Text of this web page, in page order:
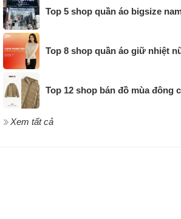
Top 5 shop quần áo bigsize
Top 8 shop quần áo giữ nhiệt
Top 12 shop bán đồ mùa đông
Xem tất cả